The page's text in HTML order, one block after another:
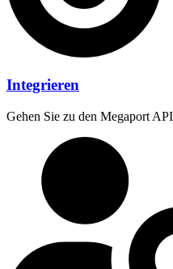
Integrieren
Gehen Sie zu den Megaport